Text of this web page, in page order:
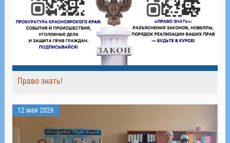
Право знать!
12 мая 2026